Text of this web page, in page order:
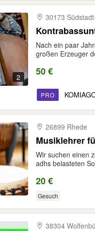
2
30173
Nach ein paar
großen Erzeuger
50 €
PRO
26899 Rhede
Musiklehrer
Wir suchen einen
adhs belasteten
20 €
Gesuch
38304